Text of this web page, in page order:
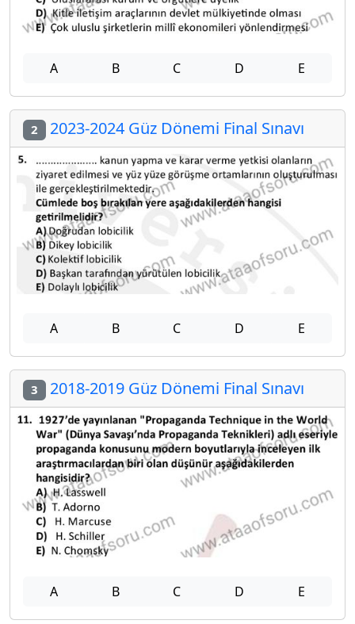
A B C D E
2 2023-2024 Güz Dönemi Final Sınavı
A B C D E
3 2018-2019 Güz Dönemi Final Sınavı
A B C D E